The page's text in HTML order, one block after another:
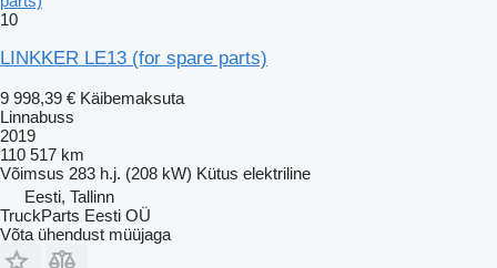
10
LINKKER LE13 (for spare parts)
9 998,39 € Käibemaksuta
Linnabuss
2019
110 517 km
Võimsus 283 h.j. (208 kW) Kütus elektriline
Eesti, Tallinn
TruckParts Eesti OÜ
Võta ühendust müüjaga